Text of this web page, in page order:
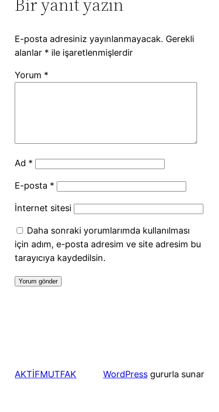
E-posta adresiniz yayınlanmayacak. Gerekli
alanlar * ile işaretlenmişlerdir
Yorum *
Ad *
E-posta *
İnternet sitesi
Daha sonraki yorumlarımda kullanılması
için adım, e-posta adresim ve site adresim bu
tarayıcıya kaydedilsin.
AKTİFMUTFAK WordPressgururla sunar